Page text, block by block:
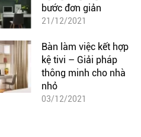
bước đơn giản
21/12/2021
Bàn làm việc kết hợp
kệ tivi – Giải pháp
thông minh cho nhà
nhỏ
03/12/2021